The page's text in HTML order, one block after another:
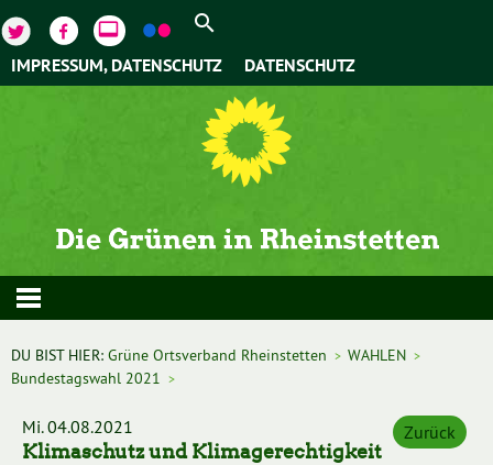
video_label
IMPRESSUM, DATENSCHUTZ DATENSCHUTZ
DU BIST HIER: Grüne Ortsverband Rheinstetten > WAHLEN >
Bundestagswahl 2021 >
Zurück
Mi. 04.08.2021
Klimaschutz und Klimagerechtigkeit